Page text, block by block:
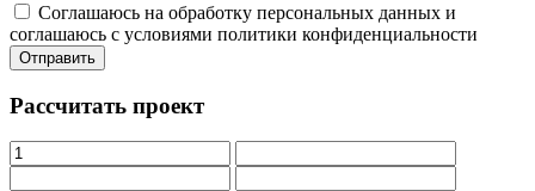
Соглашаюсь на обработку персональных данных и
соглашаюсь с условиями политики конфиденциальности
Рассчитать проект